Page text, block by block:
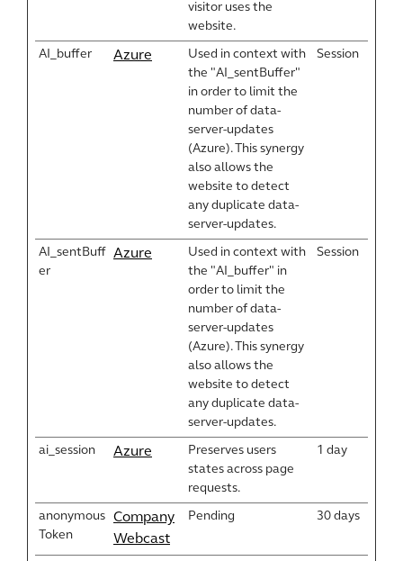
visitor uses the
website.
AI_buffer Azure
Used in context with
the "AI_sentBuffer"
in order to limit the
number of data-
server-updates
(Azure). This synergy
also allows the
website to detect
any duplicate data-
server-updates.
Session
AI_sentBuff
er
Azure
Used in context with
the "AI_buffer" in
order to limit the
number of data-
server-updates
(Azure). This synergy
also allows the
website to detect
any duplicate data-
server-updates.
Session
ai_session Azure
Preserves users
states across page
requests.
1 day
anonymous
Token
Company
Webcast
Pending 30 days